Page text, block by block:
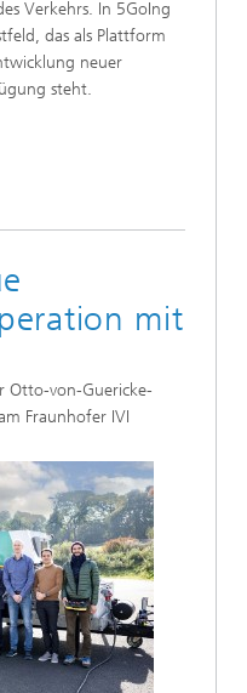
Verkehrs. In 5GoIng
das als Plattform
neuer
steht.
mit
Otto-von-Guericke-
Fraunhofer IVI